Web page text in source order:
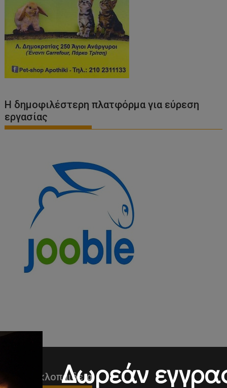
Η δημοφιλέστερη πλατφόρμα για εύρεση
εργασίας
ΕγκυκλοπαιδειαΔωρεάν